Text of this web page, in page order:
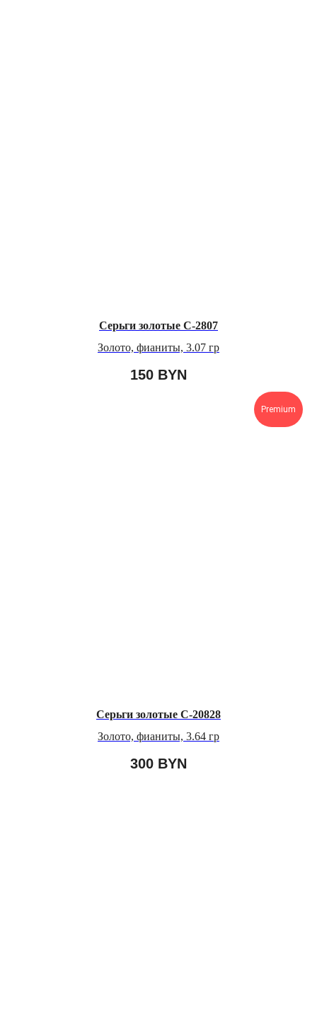
Серьги золотые С-2807
Золото, фианиты, 3.07 гр
150 BYN
Premium
Серьги золотые С-20828
Золото, фианиты, 3.64 гр
300 BYN